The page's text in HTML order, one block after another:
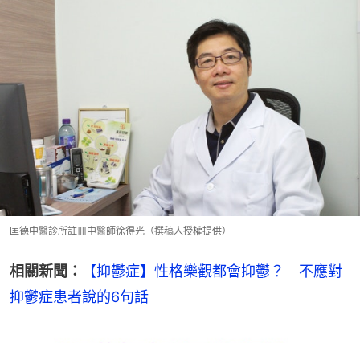
匡德中醫診所註冊中醫師徐得光（撰稿人授權提供）
相關新聞：
【抑鬱症】性格樂觀都會抑鬱？　不應對
抑鬱症患者說的6句話